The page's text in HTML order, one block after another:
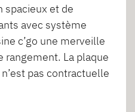
spacieux et de
avec système
c’go une merveille
rangement. La plaque
pas contractuelle